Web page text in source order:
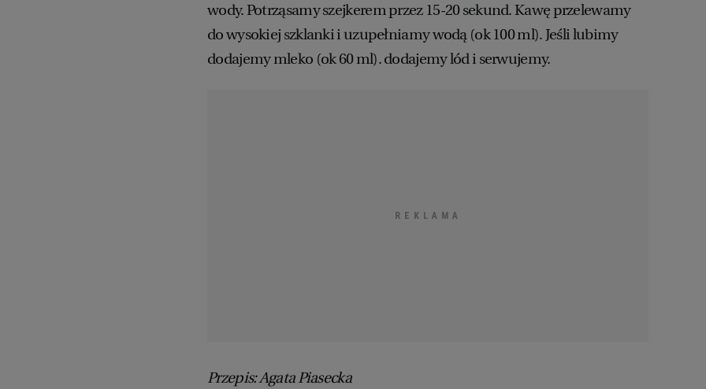
wody. Potrząsamy szejkerem przez 15-20 sekund. Kawę przelewamy
do wysokiej szklanki i uzupełniamy wodą (ok 100 ml). Jeśli lubimy
dodajemy mleko (ok 60 ml). dodajemy lód i serwujemy.
Przepis: Agata Piasecka